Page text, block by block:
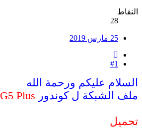
النقاط
28
25 مارس 2019
#1
السلام عليكم ورحمة الله
ملف الشبكة ل كوندور G5 Plus
تحميل